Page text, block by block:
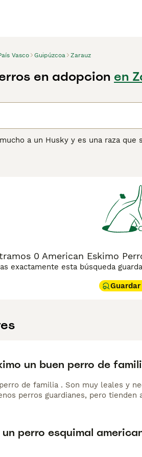
Vasco Guipúzcoa Zarauz
en adopcion en
a un Husky y es una raza
personas que están familiarizadas
ártico. Son verdaderos perros de
cultural ha salvado a la raza de la
de compra de American Eskimopara
0 American Eskimo
exactamente esta búsqueda
un buen perro de
de familia . Son muy leales y
perros guardianes, pero tienden
perro esquimal